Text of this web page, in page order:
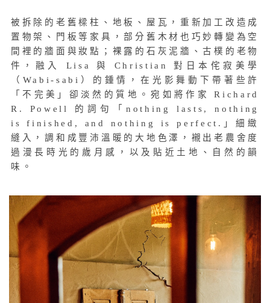
被拆除的老舊樑柱、地板、屋瓦，重新加工改造成
置物架、門板等家具，部分舊木材也巧妙轉變為空
間裡的牆面與妝點；裸露的石灰泥牆、古樸的老物
件，融入 Lisa 與 Christian 對日本侘寂美學
（Wabi-sabi）的鍾情，在光影舞動下帶著些許
「不完美」卻淡然的質地。宛如將作家 Richard
R. Powell 的詞句「nothing lasts, nothing
is finished, and nothing is perfect.」細緻
縫入，調和成豐沛溫暖的大地色澤，襯出老農舍度
過漫長時光的歲月感，以及貼近土地、自然的韻
味。